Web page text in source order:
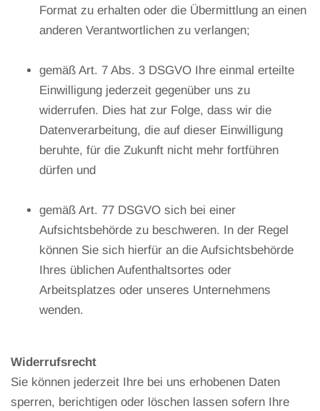
Format zu erhalten oder die Übermittlung an einen
anderen Verantwortlichen zu verlangen;
gemäß Art. 7 Abs. 3 DSGVO Ihre einmal erteilte
Einwilligung jederzeit gegenüber uns zu
widerrufen. Dies hat zur Folge, dass wir die
Datenverarbeitung, die auf dieser Einwilligung
beruhte, für die Zukunft nicht mehr fortführen
dürfen und
gemäß Art. 77 DSGVO sich bei einer
Aufsichtsbehörde zu beschweren. In der Regel
können Sie sich hierfür an die Aufsichtsbehörde
Ihres üblichen Aufenthaltsortes oder
Arbeitsplatzes oder unseres Unternehmens
wenden.
Widerrufsrecht
Sie können jederzeit Ihre bei uns erhobenen Daten
sperren, berichtigen oder löschen lassen sofern Ihre